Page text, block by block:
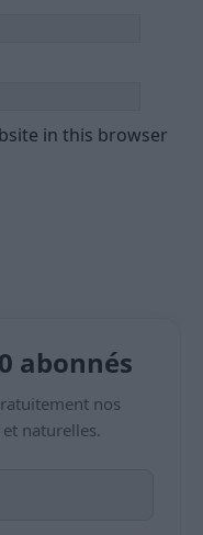
in this browser
abonnés
nos
naturelles.